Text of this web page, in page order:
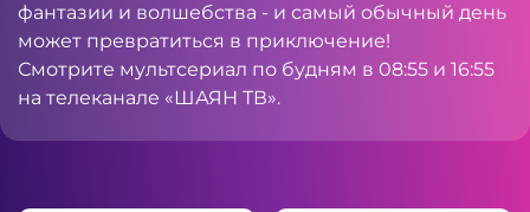
фантазии и волшебства - и самый обычный день
может превратиться в приключение!
Смотрите мультсериал по будням в 08:55 и 16:55
на телеканале «ШАЯН ТВ».